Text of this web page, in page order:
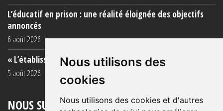
Nous utilisons des
cookies
Nous utilisons des cookies et d'autres
L’éducatif en prison : une réalité éloignée des objectifs
annoncés
6 août 2026
« L’établissement est une porcherie totale »
5 août 2026
NOUS SUIVRE